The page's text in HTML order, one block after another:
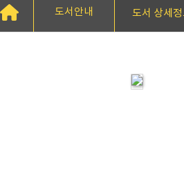
도서안내 도서 상세